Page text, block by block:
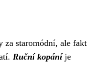
za staromódní, ale fakt
Ruční kopáníje